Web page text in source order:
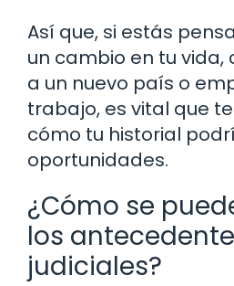
Así que, si estás
un cambio en tu
a un nuevo país o
trabajo, es vital que
cómo tu historial
oportunidades.
¿Cómo se
los
judiciales?